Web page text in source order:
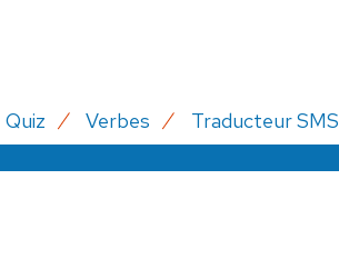
Quiz Verbes Traducteur SMS